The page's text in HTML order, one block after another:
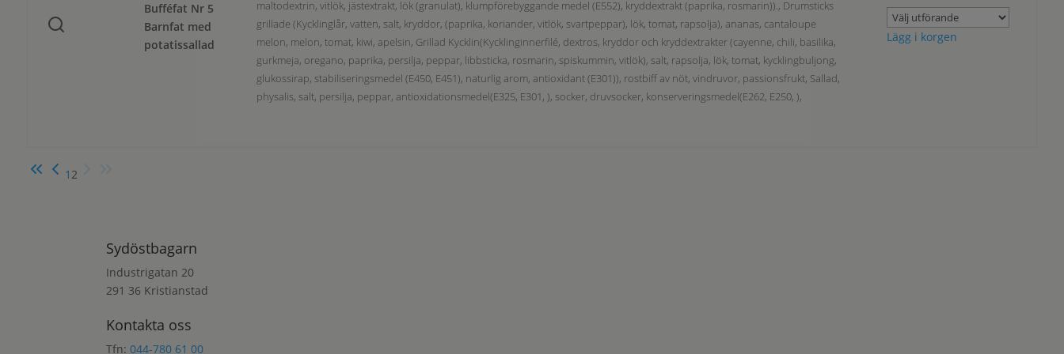
Bufféfat Nr 5
Barnfat med
potatissallad
maltodextrin, vitlök, jästextrakt, lök (granulat), klumpförebyggande medel (E552), kryddextrakt (paprika, rosmarin))., Drumsticks
grillade (Kycklinglår, vatten, salt, kryddor, (paprika, koriander, vitlök, svartpeppar), lök, tomat, rapsolja), ananas, cantaloupe
melon, melon, tomat, kiwi, apelsin, Grillad Kycklin(Kycklinginnerfilé, dextros, kryddor och kryddextrakter (cayenne, chili, basilika,
gurkmeja, oregano, paprika, persilja, peppar, libbsticka, rosmarin, spiskummin, vitlök), salt, rapsolja, lök, tomat, kycklingbuljong,
glukossirap, stabiliseringsmedel (E450, E451), naturlig arom, antioxidant (E301)), rostbiff av nöt, vindruvor, passionsfrukt, Sallad,
physalis, salt, persilja, peppar, antioxidationsmedel(E325, E301, ), socker, druvsocker, konserveringsmedel(E262, E250, ),
Lägg i korgen
1 2
Sydöstbagarn
Industrigatan 20
291 36 Kristianstad
Kontakta oss
Tfn:044-780 61 00